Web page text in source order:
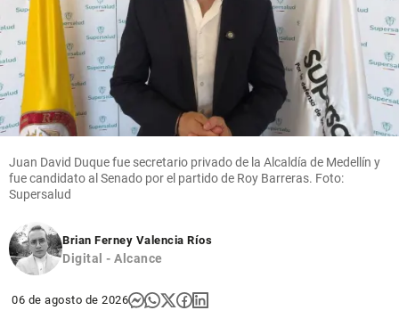
Juan David Duque fue secretario privado de la Alcaldía de Medellín y
fue candidato al Senado por el partido de Roy Barreras. Foto:
Supersalud
Brian Ferney Valencia Ríos
Digital - Alcance
06 de agosto de 2026